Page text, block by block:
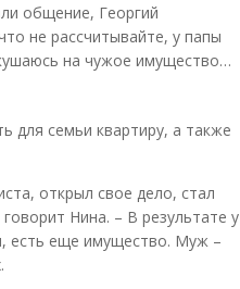
общение, Георгий
не рассчитывайте, у папы
на чужое имущество…
для семьи квартиру, а также
открыл свое дело, стал
Нина. – В результате у
есть еще имущество. Муж –